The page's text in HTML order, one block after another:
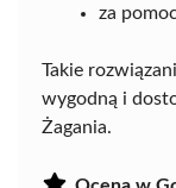
za
Takie
wygodną i
Żagania.